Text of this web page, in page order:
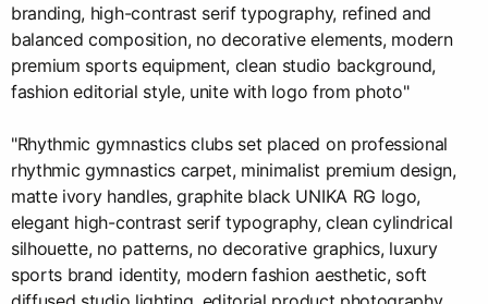
branding, high-contrast serif typography, refined and
balanced composition, no decorative elements, modern
premium sports equipment, clean studio background,
fashion editorial style, unite with logo from photo"
"Rhythmic gymnastics clubs set placed on professional
rhythmic gymnastics carpet, minimalist premium design,
matte ivory handles, graphite black UNIKA RG logo,
elegant high-contrast serif typography, clean cylindrical
silhouette, no patterns, no decorative graphics, luxury
sports brand identity, modern fashion aesthetic, soft